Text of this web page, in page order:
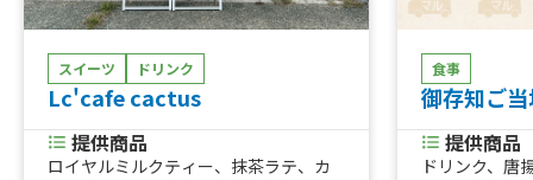
スイーツ ドリンク
Lc'cafe cactus
提供商品
ロイヤルミルクティー、抹茶ラテ、カ
食事
御存知ご
提供商品
ドリンク、唐